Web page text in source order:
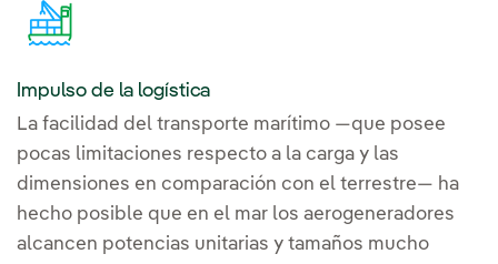
Impulso de la logística
La facilidad del transporte marítimo —que posee
pocas limitaciones respecto a la carga y las
dimensiones en comparación con el terrestre— ha
hecho posible que en el mar los aerogeneradores
alcancen potencias unitarias y tamaños mucho